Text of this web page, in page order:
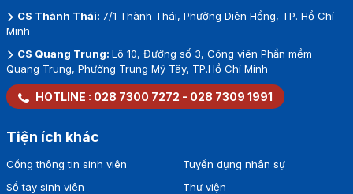
CS Thành Thái: 7/1 Thành Thái, Phường Diên Hồng, TP. Hồ Chí
Minh
CS Quang Trung: Lô 10, Đường số 3, Công viên Phần mềm
Quang Trung, Phường Trung Mỹ Tây, TP.Hồ Chí Minh
HOTLINE : 028 7300 7272 - 028 7309 1991
Tiện ích khác
Cổng thông tin sinh viên
Sổ tay sinh viên
Tuyển dụng nhân sự
Thư viện